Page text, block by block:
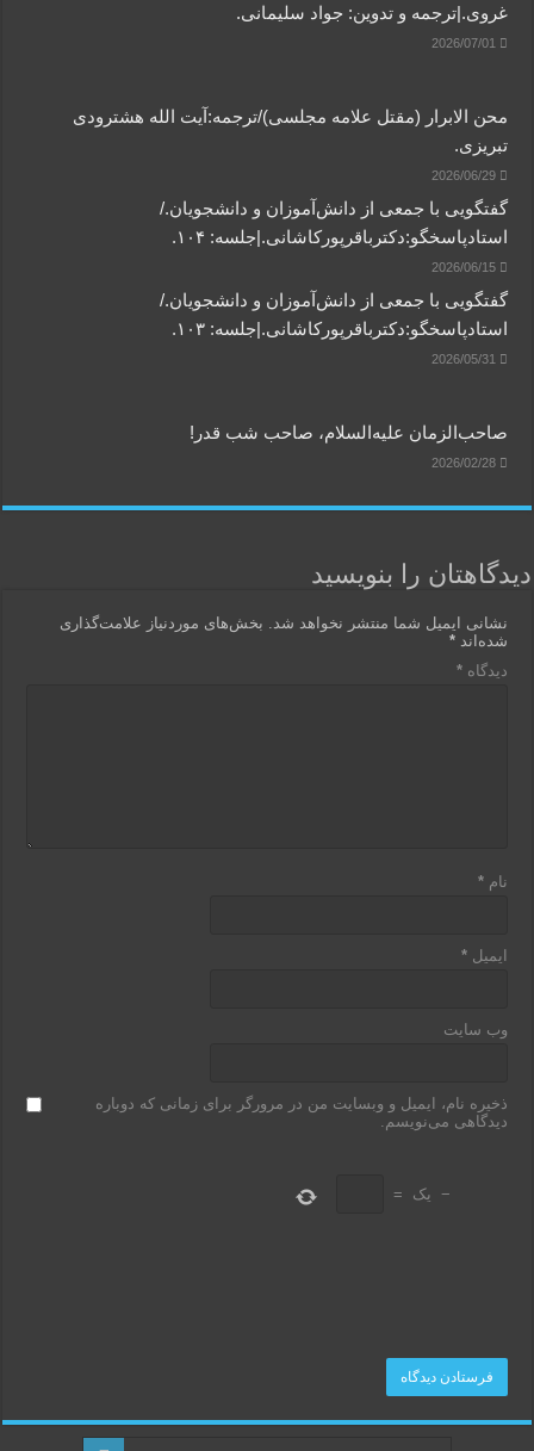
غروی.|ترجمه و تدوین: جواد سلیمانی.
2026/07/01
محن الابرار (مقتل علامه مجلسی)/ترجمه:آیت الله هشترودی
تبریزی.
2026/06/29
گفتگویی‌ با جمعی‌ از دانش‌آموزان‌ و دانشجویان./
استادپاسخگو:دکترباقر‌پورکاشانی.|جلسه: ۱۰۴.
2026/06/15
گفتگویی‌ با جمعی‌ از دانش‌آموزان‌ و دانشجویان./
استادپاسخگو:دکترباقر‌پورکاشانی.|جلسه: ۱۰۳.
2026/05/31
صاحب‌الزمان علیه‌السلام، صاحب شب قدر!
2026/02/28
دیدگاهتان را بنویسید
نشانی ایمیل شما منتشر نخواهد شد.
بخش‌های موردنیاز علامت‌گذاری
شده‌اند*
دیدگاه*
نام*
ایمیل*
وب‌ سایت
ذخیره نام، ایمیل و وبسایت من در مرورگر برای زمانی که دوباره
دیدگاهی می‌نویسم.
− یک =